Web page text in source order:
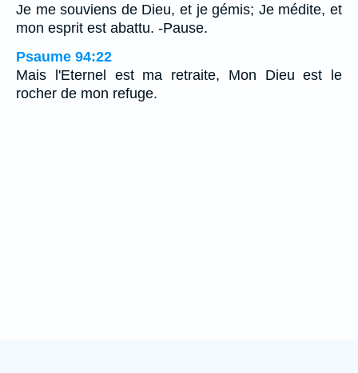
Je me souviens de Dieu, et je gémis; Je médite, et
mon esprit est abattu. -Pause.
Psaume 94:22
Mais l'Eternel est ma retraite, Mon Dieu est le
rocher de mon refuge.